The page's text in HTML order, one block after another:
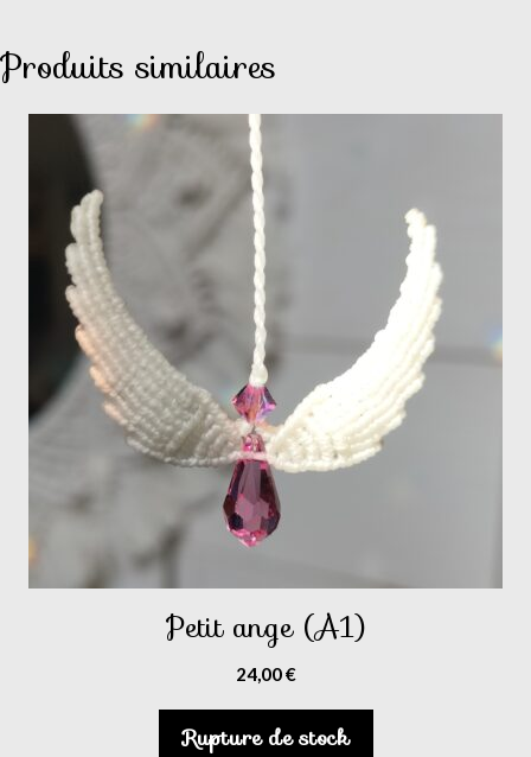
Produits similaires
Petit ange (A1)
24,00€
Rupture de stock